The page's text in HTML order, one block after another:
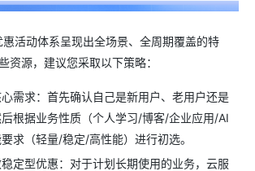
活动体系呈现出全场景、全周期覆盖的特
资源，建议您采取以下策略：
需求：首先确认自己是新用户、老用户还是
根据业务性质（个人学习/博客/企业应用/AI
求（轻量/稳定/高性能）进行初选。
定型优惠：对于计划长期使用的业务，云服